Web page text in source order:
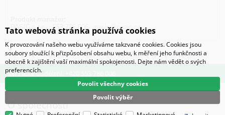
PASIČ s.r.o., 553 786 006,
pasic@pasic.cz
Technické oddělení: +420 553 786 006
O společnosti
Tato webová stránka používá cookies
K provozování našeho webu využíváme takzvané cookies. Cookies jsou
soubory sloužící k přizpůsobení obsahu webu, k měření jeho funkčnosti a
obecně k zajištění vaší maximální spokojenosti. Dejte nám vědět o svých
preferencích.
Povolit výběr
Povolit všechny cookies